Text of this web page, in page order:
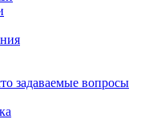
задаваемые вопросы